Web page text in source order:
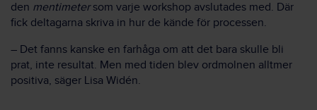
den mentimetersom varje workshop avslutades med. Där
fick deltagarna skriva in hur de kände för processen.
– Det fanns kanske en farhåga om att det bara skulle bli
prat, inte resultat. Men med tiden blev ordmolnen alltmer
positiva, säger Lisa Widén.